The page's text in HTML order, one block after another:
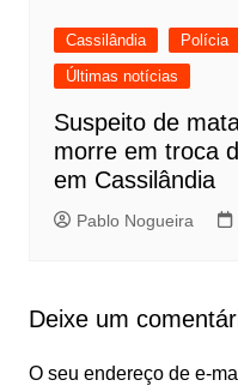
Cassilândia Polícia
Últimas notícias
Suspeito de
morre em troca
em Cassilândia
Pablo Nogueira
Deixe um
O seu endereço de e-